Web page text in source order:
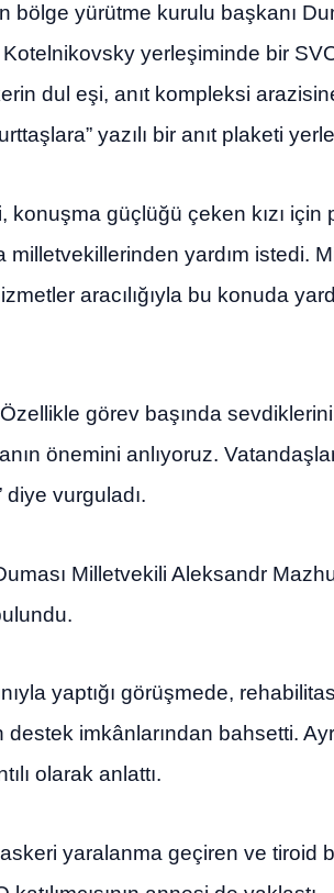
bölge yürütme kurulu başkanı
yerleşiminde bir
dul eşi, anıt kompleksi
yazılı bir anıt plaketi
konuşma güçlüğü çeken kızı
milletvekillerinden yardım istedi.
aracılığıyla bu konuda
görev başında
önemini anlıyoruz.
diye vurguladı.
Milletvekili Aleksandr
yaptığı görüşmede,
destek imkânlarından bahsetti.
olarak anlattı.
yaralanma geçiren ve tiroid